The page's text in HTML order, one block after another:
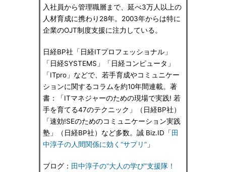
入社員から管理職層まで、延べ3万人以上の
人材育成に携わり28年。2003年からは特に
企業のOJT制度支援に注力している。
日経BP社「日経ITプロフェッショナル」
「日経SYSTEMS」「日経コンピュータ」
「ITpro」などで、若手育成やコミュニケー
ションに関するコラムを約10年間連載。著
書：「ITマネジャーのための現場で実践! 若
手を育てる47のテクニック」（日経BP社）
「速効!SEのためのコミュニケーション実践
塾」（日経BP社）など多数。誠 Biz.ID「 田
中淳子の人間関係に効く“サプリ”」
ブログ： 田中淳子の“大人の学び”支援隊！